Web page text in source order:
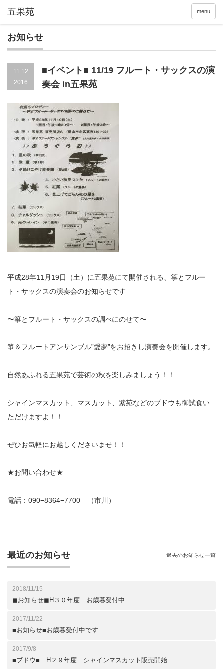
menu
お知らせ
11.12
2016
■イベント■ 11/19 フルート・サックスの演
奏会 in五果苑
平成28年11月19日（土）に五果苑にて開催される、箏とフルー
ト・サックスの演奏会のお知らせです
〜箏とフルート・サックスの調べにのせて〜
箏＆フルートアンサンブル”愛夢”をお招きし演奏会を開催します。
自然あふれる五果苑で芸術の秋を楽しみましょう！！
シャインマスカット、マスカット、紫苑などのブドウも御試食い
ただけますよ！！
ぜひお気軽にお越しくださいませ！！
★お問い合わせ★
電話：090−8364−7700 （市川）
最近のお知らせ
2018/11/15
◼︎お知らせ◼︎H３０年度 お歳暮受付中
2017/11/22
■お知らせ■お歳暮受付中です
2017/9/8
■ブドウ■ H２９年度 シャインマスカット販売開始
過去のお知らせ一覧